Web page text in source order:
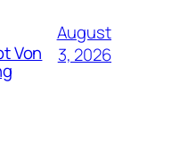
Von
August
3, 2026